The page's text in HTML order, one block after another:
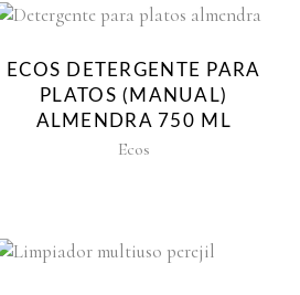
ECOS DETERGENTE PARA
PLATOS (MANUAL)
ALMENDRA 750 ML
Ecos